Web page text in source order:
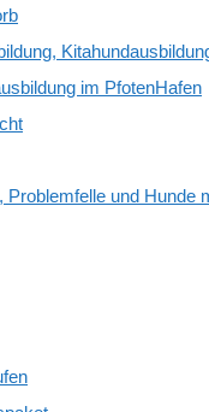
im PfotenHafen
Problemfelle und Hunde